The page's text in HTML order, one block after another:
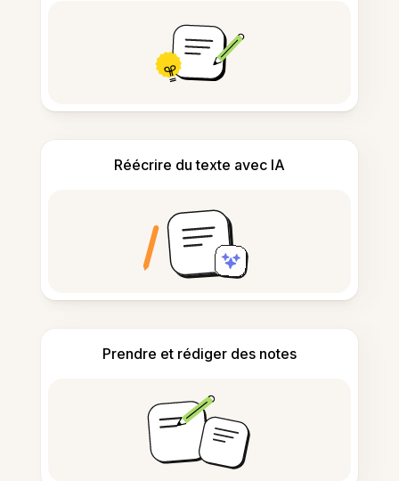
Réécrire du texte avec IA
Prendre et rédiger des notes